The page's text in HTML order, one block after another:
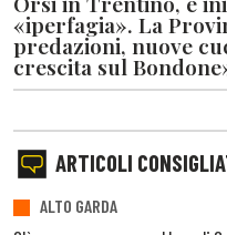
«iperfagia». La
predazioni, nuove
crescita sul
ARTICOLI
ALTO GARDA